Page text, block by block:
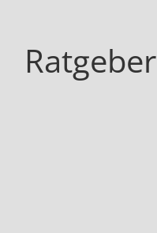
Ratgeber